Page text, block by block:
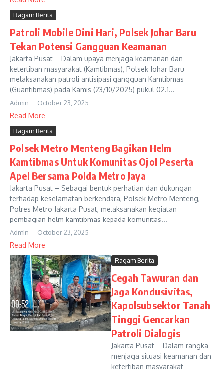
Ragam Berita
Patroli Mobile Dini Hari, Polsek Johar Baru
Tekan Potensi Gangguan Keamanan
Jakarta Pusat – Dalam upaya menjaga keamanan dan
ketertiban masyarakat (Kamtibmas), Polsek Johar Baru
melaksanakan patroli antisipasi gangguan Kamtibmas
(Guantibmas) pada Kamis (23/10/2025) pukul 02.1...
Admin October 23, 2025
Read More
Ragam Berita
Polsek Metro Menteng Bagikan Helm
Kamtibmas Untuk Komunitas Ojol Peserta
Apel Bersama Polda Metro Jaya
Jakarta Pusat – Sebagai bentuk perhatian dan dukungan
terhadap keselamatan berkendara, Polsek Metro Menteng,
Polres Metro Jakarta Pusat, melaksanakan kegiatan
pembagian helm kamtibmas kepada komunitas...
Admin October 23, 2025
Read More
Ragam Berita
Cegah Tawuran dan
Jaga Kondusivitas,
Kapolsubsektor Tanah
Tinggi Gencarkan
Patroli Dialogis
Jakarta Pusat – Dalam rangka
menjaga situasi keamanan dan
ketertiban masyarakat